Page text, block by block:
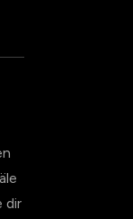
dir